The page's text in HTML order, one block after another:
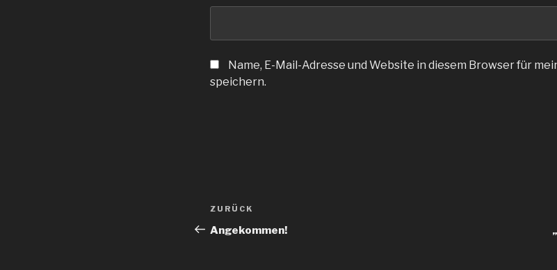
Name, E-Mail-Adresse und Website in diesem Browser für
speichern.
Beitragsnavigation
Vorheriger
Beitrag
ZURÜCK
Angekommen!